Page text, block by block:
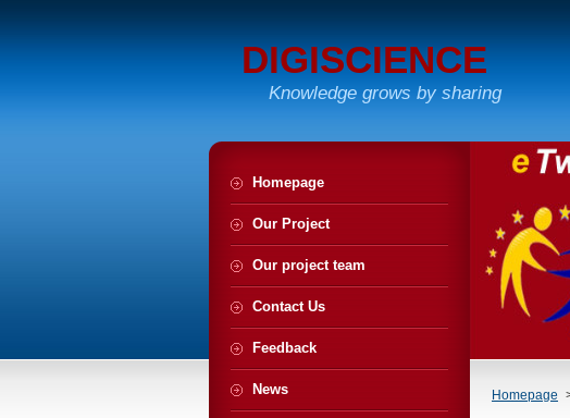
DIGISCIENCE
Knowledge grows by sharing
Homepage
Homepage
Our Project
Our project team
Contact Us
Feedback
News